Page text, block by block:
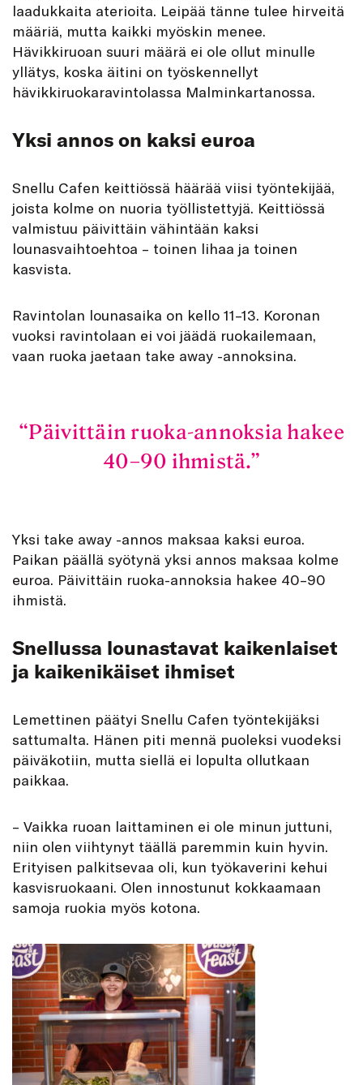
laadukkaita aterioita. Leipää tänne tulee hirveitä
määriä, mutta kaikki myöskin menee.
Hävikkiruoan suuri määrä ei ole ollut minulle
yllätys, koska äitini on työskennellyt
hävikkiruokaravintolassa Malminkartanossa.
Yksi annos on kaksi euroa
Snellu Cafen keittiössä häärää viisi työntekijää,
joista kolme on nuoria työllistettyjä. Keittiössä
valmistuu päivittäin vähintään kaksi
lounasvaihtoehtoa – toinen lihaa ja toinen
kasvista.
Ravintolan lounasaika on kello 11–13. Koronan
vuoksi ravintolaan ei voi jäädä ruokailemaan,
vaan ruoka jaetaan take away -annoksina.
Päivittäin ruoka-annoksia hakee
40–90 ihmistä.
Yksi take away -annos maksaa kaksi euroa.
Paikan päällä syötynä yksi annos maksaa kolme
euroa. Päivittäin ruoka-annoksia hakee 40–90
ihmistä.
Snellussa lounastavat kaikenlaiset
ja kaikenikäiset ihmiset
Lemettinen päätyi Snellu Cafen työntekijäksi
sattumalta. Hänen piti mennä puoleksi vuodeksi
päiväkotiin, mutta siellä ei lopulta ollutkaan
paikkaa.
– Vaikka ruoan laittaminen ei ole minun juttuni,
niin olen viihtynyt täällä paremmin kuin hyvin.
Erityisen palkitsevaa oli, kun työkaverini kehui
kasvisruokaani. Olen innostunut kokkaamaan
samoja ruokia myös kotona.